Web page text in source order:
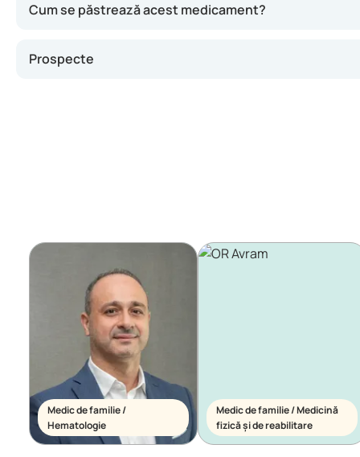
Cum se păstrează acest medicament?
Prospecte
Medic de familie /
Hematologie
Medic de familie / Medicină
fizică și de reabilitare